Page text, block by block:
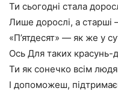
Ти сьогодні стала
Лише дорослі, а старші
«П’ятдесят» — як же у
Ось Для таких красунь-
Ти як сонечко всім
І допоможеш,